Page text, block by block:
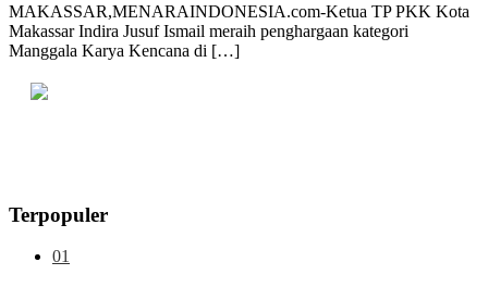
MAKASSAR,MENARAINDONESIA.com-Ketua TP PKK Kota
Makassar Indira Jusuf Ismail meraih penghargaan kategori
Manggala Karya Kencana di […]
Terpopuler
01